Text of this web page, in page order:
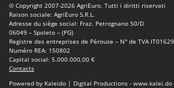
Stocker
Sunseeker
T
Tecla
TecnoGen
© Copyright 2007-2026 AgriEuro. Tutti i diritti riservati
Raison sociale: AgriEuro S.R.L.
Adresse du siège social: Fraz. Petrognano 50/D
06049 – Spoleto – (PG)
Registre des entreprises de Pérouse – N° de TVA
Numéro REA: 150802
Capital social: 5.000.000,00 €
Contacts
Powered by Kaleido | Digital Productions - www.kalei.do